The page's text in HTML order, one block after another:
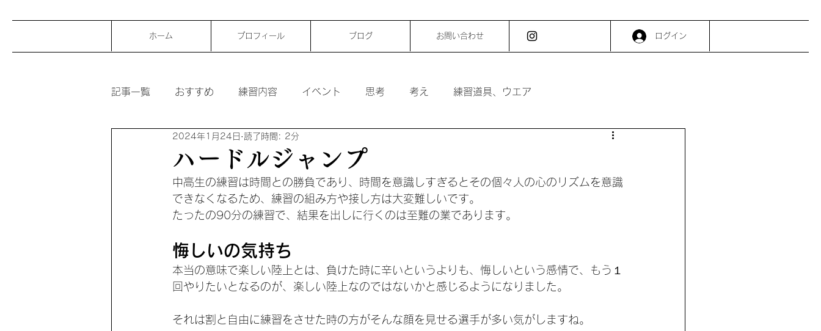
ログイン
ホーム プロフィール ブログ お問い合わせ
記事一覧 おすすめ 練習内容 イベント 思考 考え 練習道具、ウエア
ハードルジャンプ
2024年1月24日 読了時間: 2分
中高生の練習は時間との勝負であり、時間を意識しすぎるとその個々人の心のリズムを意識
できなくなるため、練習の組み方や接し方は大変難しいです。
たったの90分の練習で、結果を出しに行くのは至難の業であります。
悔しいの気持ち
本当の意味で楽しい陸上とは、負けた時に辛いというよりも、悔しいという感情で、もう１
回やりたいとなるのが、楽しい陸上なのではないかと感じるようになりました。
それは割と自由に練習をさせた時の方がそんな顔を見せる選手が多い気がしますね。